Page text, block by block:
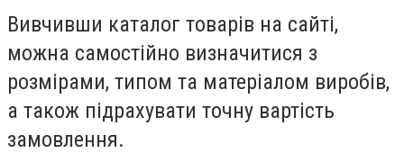
Вивчивши каталог товарів на сайті,
можна самостійно визначитися з
розмірами, типом та матеріалом виробів,
а також підрахувати точну вартість
замовлення.